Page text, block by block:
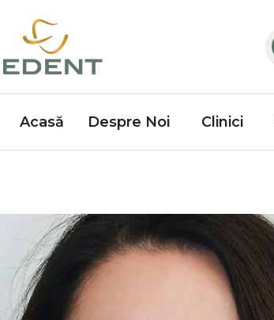
Acasă Despre Noi Clinici